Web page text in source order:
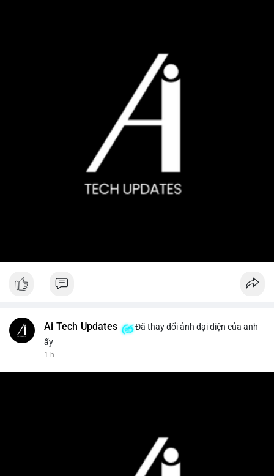
Ai Tech Updates
Đã thay đổi ảnh đại diện của anh
ấy
1 h